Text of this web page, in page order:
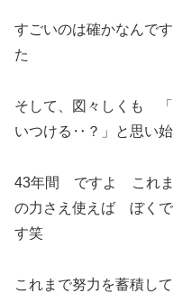
すごいのは確かなんで
た
そして、図々しくも 「
いつける‥？」と思い
43年間 ですよ これま
の力さえ使えば ぼく
す笑
これまで努力を蓄積し